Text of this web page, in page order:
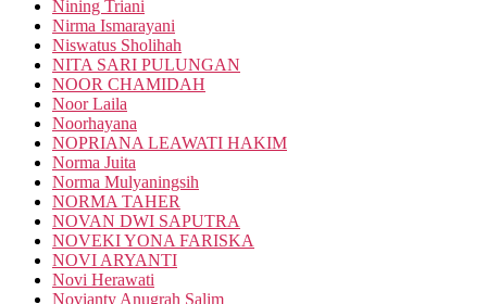
Nining Triani
Nirma Ismarayani
Niswatus Sholihah
NITA SARI PULUNGAN
NOOR CHAMIDAH
Noor Laila
Noorhayana
NOPRIANA LEAWATI HAKIM
Norma Juita
Norma Mulyaningsih
NORMA TAHER
NOVAN DWI SAPUTRA
NOVEKI YONA FARISKA
NOVI ARYANTI
Novi Herawati
Novianty Anugrah Salim